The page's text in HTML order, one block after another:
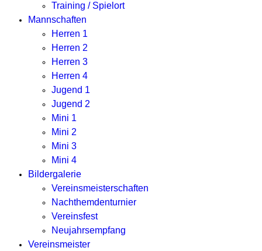
Training / Spielort
Mannschaften
Herren 1
Herren 2
Herren 3
Herren 4
Jugend 1
Jugend 2
Mini 1
Mini 2
Mini 3
Mini 4
Bildergalerie
Vereinsmeisterschaften
Nachthemdenturnier
Vereinsfest
Neujahrsempfang
Vereinsmeister